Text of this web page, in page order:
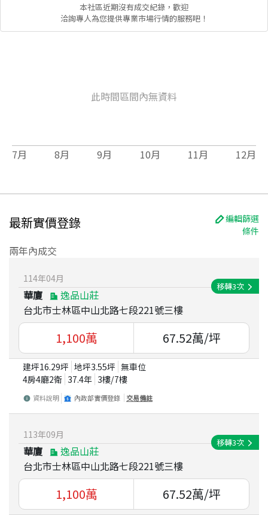
本社區近期沒有成交紀錄，歡迎
洽詢專人為您提供專業市場行情的服務吧！
此時間區間內無資料
7月 8月 9月 10月 11月 12月
最新實價登錄
編輯篩選
條件
兩年內成交
114年04月
華廈
逸品山莊
台北市士林區中山北路七段221號三樓
移轉3次
1,100萬 67.52萬/坪
建坪16.29坪 地坪3.55坪 無車位
4房4廳2衛 37.4年 3樓/7樓
資料說明 內政部實價登錄 交易備註
113年09月
華廈
逸品山莊
台北市士林區中山北路七段221號三樓
移轉3次
1,100萬 67.52萬/坪